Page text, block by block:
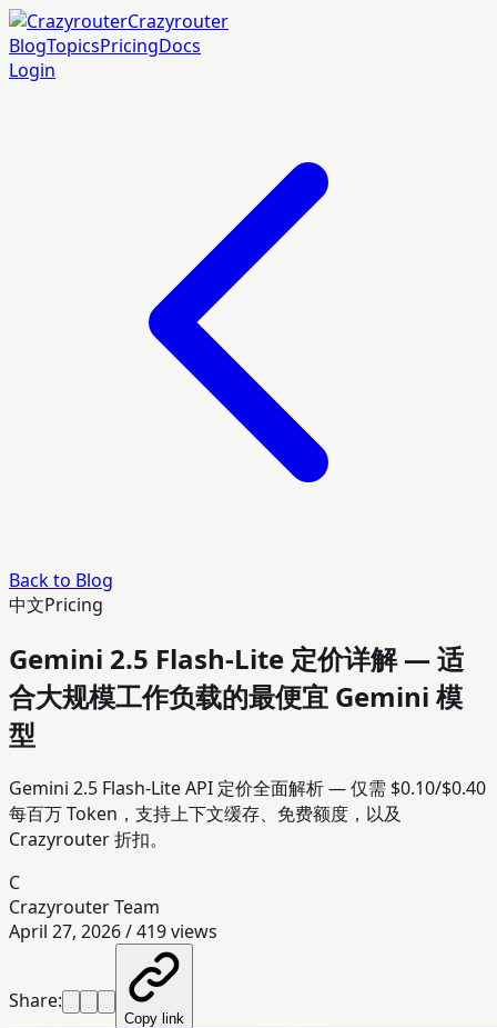
Crazyrouter
BlogTopicsPricingDocs
Login
Back to Blog
中文Pricing
Gemini 2.5 Flash-Lite 定价详解 — 适
合大规模工作负载的最便宜 Gemini 模
型
Gemini 2.5 Flash-Lite API 定价全面解析 — 仅需 $0.10/$0.40
每百万 Token，支持上下文缓存、免费额度，以及
Crazyrouter 折扣。
C
Crazyrouter Team
April 27, 2026/419views
Share:
Copy link